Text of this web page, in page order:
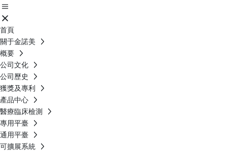
首頁
關于金諾美
概要
公司文化
公司歷史
獲獎及專利
產品中心
醫療臨床檢測
專用平臺
通用平臺
可擴展系統